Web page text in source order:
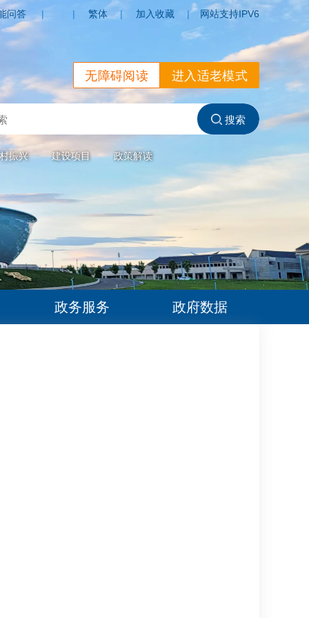
问答 | | 繁体 | 加入收藏 | 网站支持IPV6
进入适老模式
无障碍阅读
振兴 建设项目 政策解读
政务服务 政府数据